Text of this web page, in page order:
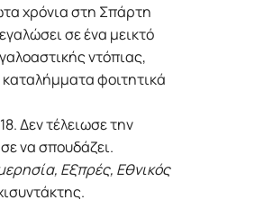
χρόνια στη Σπάρτη
σε ένα μεικτό
ντόπιας,
φοιτητικά
Δεν τέλειωσε την
να σπουδάζει.
Eξπρές, Eθνικός